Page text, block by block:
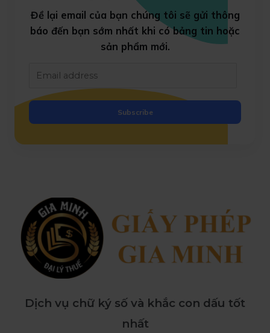
Đề lại email của bạn chúng tôi sẽ gửi thông
báo đến bạn sớm nhất khi có bảng tin hoặc
sản phẩm mới.
Subscribe
Dịch vụ chữ ký số và khắc con dấu tốt
nhất